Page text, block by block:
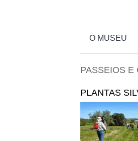
O MUSEU
PASSEIOS E
PLANTAS